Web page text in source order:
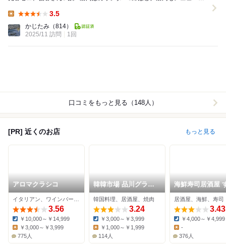
3.5
かじたみ （814）
2025/11 訪問
1回
口コミをもっと見る（148人）
[PR] 近くのお店 もっと見る
アロマクラシコ
3.56
Dinner:
￥10,000～￥14,999
￥3,000～￥3,999
775人
韓韓市場 品川グラン
パサージュ店
韓国料理、居酒屋、焼肉
3.24
Dinner:
￥3,000～￥3,999
￥1,000～￥1,999
114人
海鮮寿司居酒屋
しもず
居酒屋、海鮮、寿司
3.43
Dinner:
￥4,000～￥4,999
-
376人